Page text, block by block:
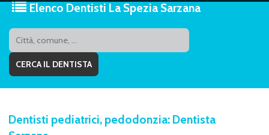
Elenco Dentisti La Spezia Sarzana
Dentisti pediatrici, pedodonzia: Dentista